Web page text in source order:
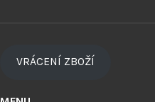
VRÁCENÍ ZBOŽÍ